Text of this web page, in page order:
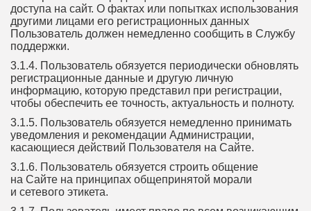
доступа на сайт. О фактах или попытках использования
другими лицами его регистрационных данных
Пользователь должен немедленно сообщить в Службу
поддержки.
3.1.4. Пользователь обязуется периодически обновлять
регистрационные данные и другую личную
информацию, которую представил при регистрации,
чтобы обеспечить ее точность, актуальность и полноту.
3.1.5. Пользователь обязуется немедленно принимать
уведомления и рекомендации Администрации,
касающиеся действий Пользователя на Сайте.
3.1.6. Пользователь обязуется строить общение
на Сайте на принципах общепринятой морали
и сетевого этикета.